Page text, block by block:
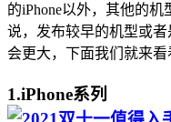
的iPhone以外，其他的
说，发布较早的机型或
会更大，下面我们就来
1.iPhone系列